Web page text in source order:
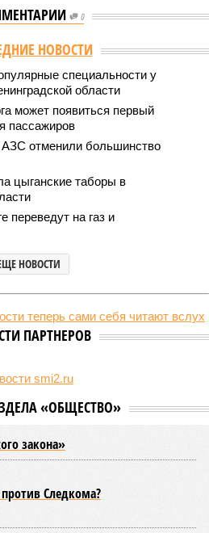
0
НОВОСТИ
специальности у
области
может появиться первый
пассажиров
АЗС отменили большинство
цыганские таборы в
переведут на газ и
НОВОСТИ
ПАРТНЕРОВ
smi2.ru
«ОБЩЕСТВО»
закона»
Следкома?